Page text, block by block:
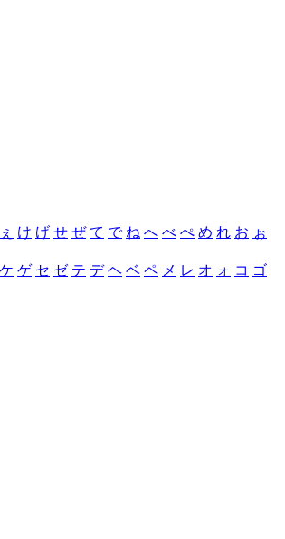
ぇ け げ せ ぜ て で ね へ べ ぺ め れ お ぉ
ケ ゲ セ ゼ テ デ ヘ ベ ペ メ レ オ ォ コ ゴ